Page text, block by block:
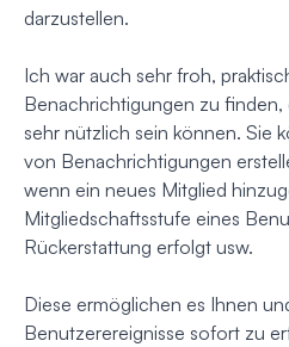
darzustellen.
Ich war auch sehr froh,
Benachrichtigungen zu finden,
sehr nützlich sein können. Sie
von Benachrichtigungen
wenn ein neues Mitglied
Mitgliedschaftsstufe eines
Rückerstattung erfolgt usw.
Diese ermöglichen es Ihnen
Benutzerereignisse sofort zu